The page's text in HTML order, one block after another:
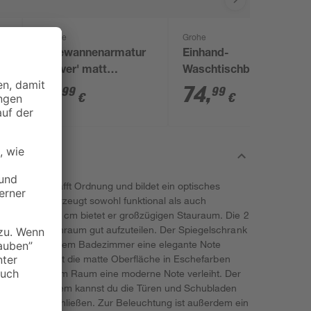
Schütte
Badewannenarmatur
'Denver' matt
schwarz
71 99 €
Grohe
Einhand-
Waschtischbatterie
'Start' chromfarben
74,99 €
schafft Ordnung und bildet ein optisches
Er überzeugt sowohl funktional als auch
x 68 x 15,3 cm bietet er großzügigen Stauraum. Die 2
den Innenraum gut aufzuteilen. Der Spiegelschrank
das deinem Badezimmer eine elegante Note
Dabei bietet die matte Oberfläche in Eschefarben
die deinem Raum eine moderne Note verleiht. Der
Zudem kannst du die Türen und Schubladen
schließen. Zur Beleuchtung ist außerdem ein